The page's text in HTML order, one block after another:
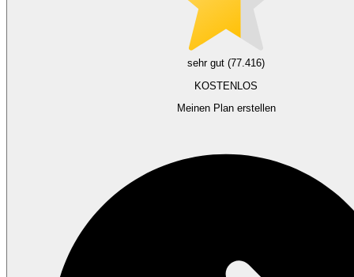
sehr gut (77.416)
KOSTENLOS
Meinen Plan erstellen